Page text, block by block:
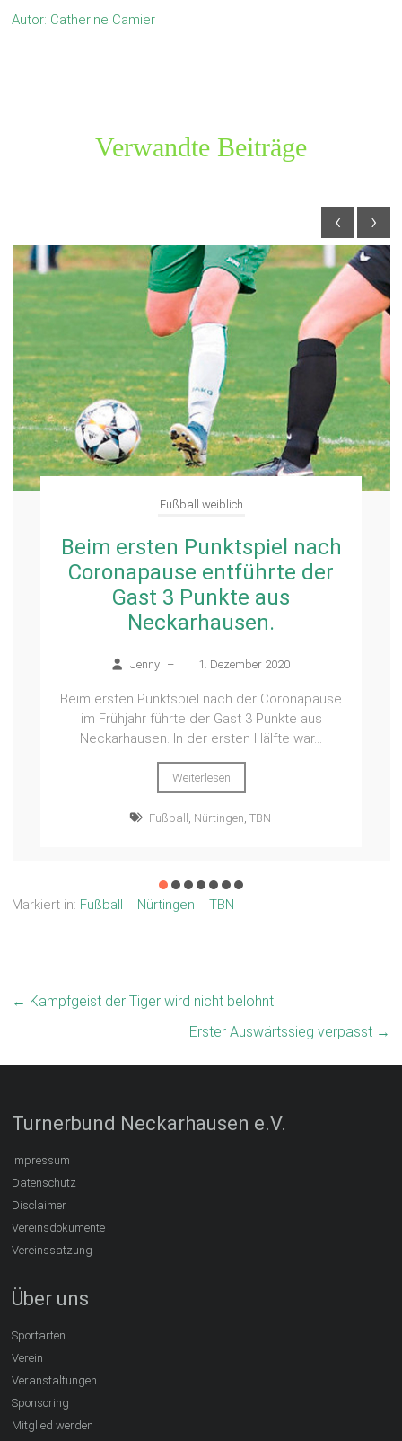
Autor: Catherine Camier
Verwandte Beiträge
Fußball weiblich
Beim ersten Punktspiel nach
Coronapause entführte der
Gast 3 Punkte aus
Neckarhausen.
– 1. Dezember 2020
Beim ersten Punktspiel nach der Coronapause
im Frühjahr führte der Gast 3 Punkte aus
Neckarhausen. In der ersten Hälfte war...
,Nürtingen, TBN
‹ ›
Markiert in: Fußball Nürtingen TBN
← Kampfgeist der Tiger wird nicht belohnt
Erster Auswärtssieg verpasst →
Turnerbund Neckarhausen e.V.
Impressum
Datenschutz
Disclaimer
Vereinsdokumente
Vereinssatzung
Über uns
Sportarten
Verein
Veranstaltungen
Sponsoring
Mitglied werden